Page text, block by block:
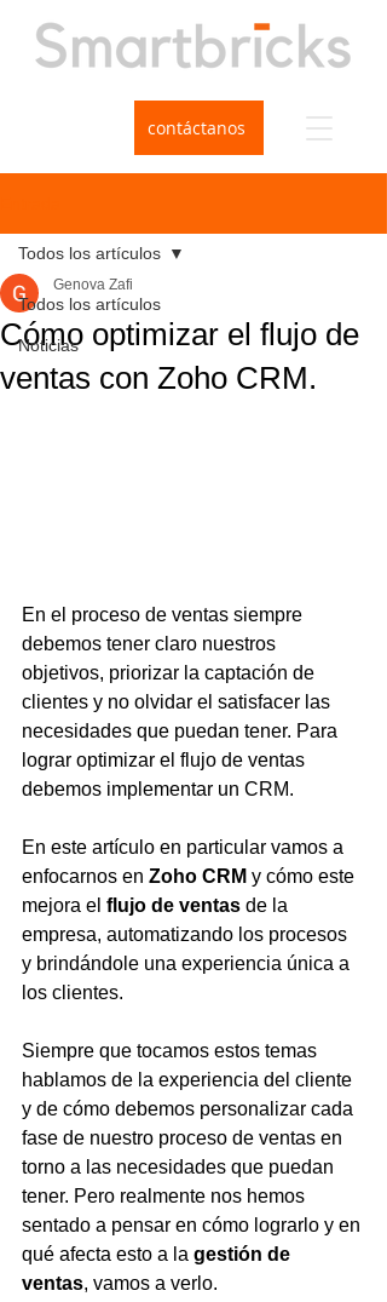
contáctanos
Todos los artículos
Noticias
Todos los artículos
Cómo optimizar el flujo de
ventas con Zoho CRM.
Genova Zafi
En el proceso de ventas siempre
debemos tener claro nuestros
objetivos, priorizar la captación de
clientes y no olvidar el satisfacer las
necesidades que puedan tener. Para
lograr optimizar el flujo de ventas
debemos implementar un CRM.
En este artículo en particular vamos a
enfocarnos en Zoho CRM y cómo este
mejora el flujo de ventas de la
empresa, automatizando los procesos
y brindándole una experiencia única a
los clientes.
Siempre que tocamos estos temas
hablamos de la experiencia del cliente
y de cómo debemos personalizar cada
fase de nuestro proceso de ventas en
torno a las necesidades que puedan
tener. Pero realmente nos hemos
sentado a pensar en cómo lograrlo y en
qué afecta esto a la gestión de
ventas, vamos a verlo.